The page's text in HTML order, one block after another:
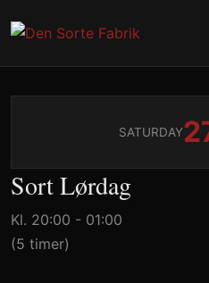
SATURDAY
Sort Lørdag
Kl. 20:00 - 01:00
(5 timer)